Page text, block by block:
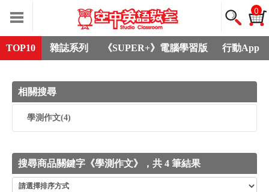
0
TOP10 雜誌系列 《SUPER+》電腦學習版 行動App
相關搜尋
學測作文(4)
搜尋商品關鍵字《學測作文》，共 4 筆結果